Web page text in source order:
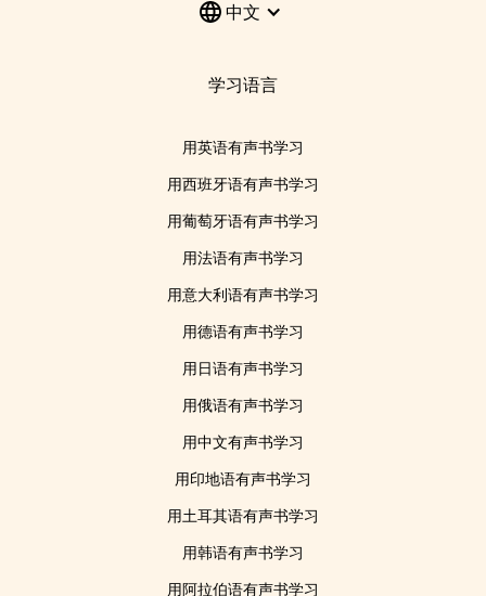
中文
学习语言
用英语有声书学习
用西班牙语有声书学习
用葡萄牙语有声书学习
用法语有声书学习
用意大利语有声书学习
用德语有声书学习
用日语有声书学习
用俄语有声书学习
用中文有声书学习
用印地语有声书学习
用土耳其语有声书学习
用韩语有声书学习
用阿拉伯语有声书学习